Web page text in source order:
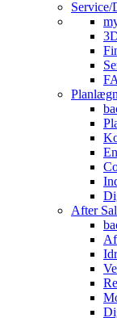
Service/
After